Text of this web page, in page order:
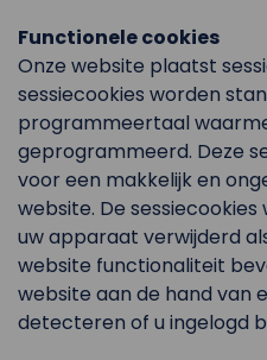
Functionele cookies
Onze website plaatst
sessiecookies worden
programmeertaal
geprogrammeerd. Deze
voor een makkelijk en
website. De
uw apparaat verwijderd
website functionaliteit
website aan de hand van
detecteren of u ingelogd